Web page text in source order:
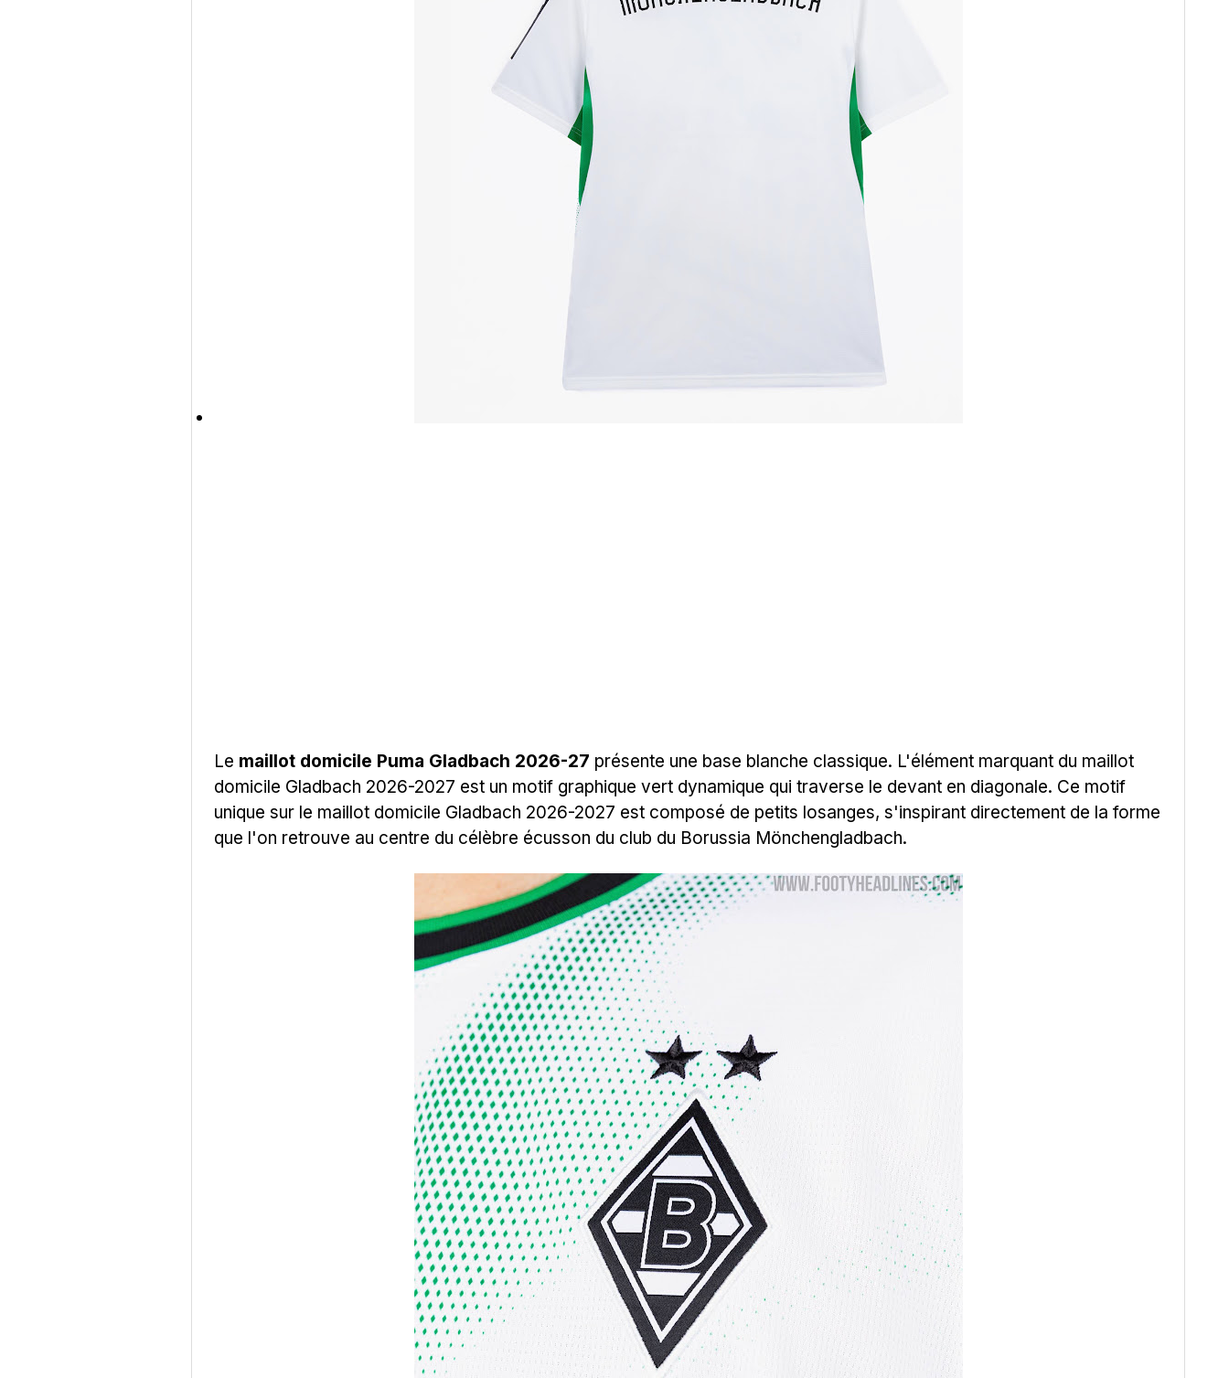
Le maillot domicile Puma Gladbach 2026-27 présente une base blanche classique. L'élément marquant du maillot
domicile Gladbach 2026-2027 est un motif graphique vert dynamique qui traverse le devant en diagonale. Ce motif
unique sur le maillot domicile Gladbach 2026-2027 est composé de petits losanges, s'inspirant directement de la forme
que l'on retrouve au centre du célèbre écusson du club du Borussia Mönchengladbach.